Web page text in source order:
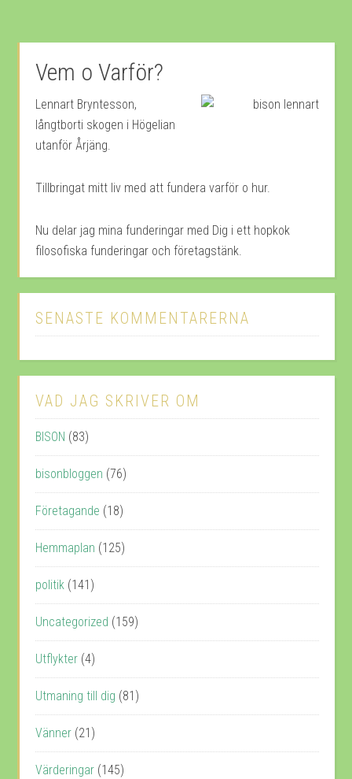
Vem o Varför?
Lennart Bryntesson,
långtborti skogen i Högelian
utanför Årjäng.
Tillbringat mitt liv med att fundera varför o hur.
Nu delar jag mina funderingar med Dig i ett hopkok
filosofiska funderingar och företagstänk.
SENASTE KOMMENTARERNA
VAD JAG SKRIVER OM
BISON (83)
bisonbloggen (76)
Företagande (18)
Hemmaplan (125)
politik (141)
Uncategorized (159)
Utflykter (4)
Utmaning till dig (81)
Vänner (21)
Värderingar (145)